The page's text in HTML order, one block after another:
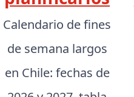
Calendario de fines
de semana largos
en Chile: fechas de